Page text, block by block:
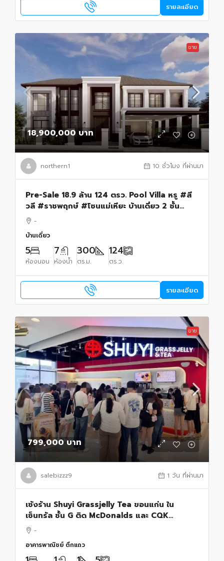
รายละเอียด
ขาย
18,900,000 บาท
northern1 10 ชั่วโมง ที่ผ่านมา
Pre-Sale 18.9 ล้าน 124 ตรว. Pool Villa หรู #สี
วลี #ราชพฤกษ์ #โซนแม่เหียะ บ้านเดี่ยว 2 ชั้น
ดีไซน์ครบ ฟังก์ชันจัดเต็ม เหมาะสำหรับครอบครัว
-
บ้านเดี่ยว
5
ห้องนอน
7
ห้องน้ำ
300
ตร.ม.
124
ตร.ว.
รายละเอียด
ขาย
799,000 บาท
salebizzz9 1 วัน ที่ผ่านมา
เซ้งร้าน Shuyi Grassjelly Tea ขอนแก่น ใน
เซ็นทรัล ชั้น G ติด McDonalds และ CQK
Hotpot ตรงข้าม MUJI
-
อาคารพาณิชย์ ตึกแถว